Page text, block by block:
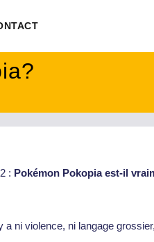
: Pokémon Pokopia est-il
a ni violence, ni langage